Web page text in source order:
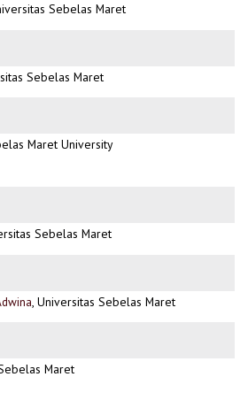
Sebelas Maret
Sebelas Maret
Maret University
Sebelas Maret
, Universitas Sebelas Maret
Maret